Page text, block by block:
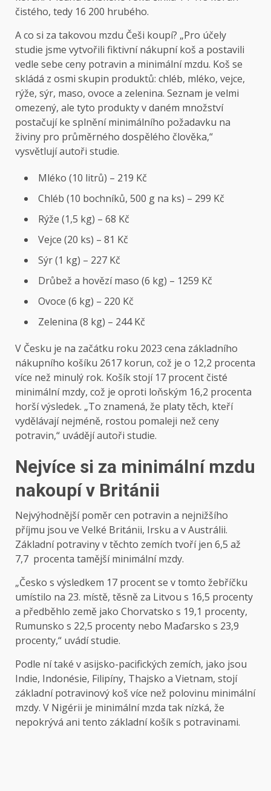
čistého, tedy 16 200 hrubého.
A co si za takovou mzdu Češi koupí? „Pro účely
studie jsme vytvořili fiktivní nákupní koš a postavili
vedle sebe ceny potravin a minimální mzdu. Koš se
skládá z osmi skupin produktů: chléb, mléko, vejce,
rýže, sýr, maso, ovoce a zelenina. Seznam je velmi
omezený, ale tyto produkty v daném množství
postačují ke splnění minimálního požadavku na
živiny pro průměrného dospělého člověka,“
vysvětlují autoři studie.
Mléko (10 litrů) – 219 Kč
Chléb (10 bochníků, 500 g na ks) – 299 Kč
Rýže (1,5 kg) – 68 Kč
Vejce (20 ks) – 81 Kč
Sýr (1 kg) – 227 Kč
Drůbež a hovězí maso (6 kg) – 1259 Kč
Ovoce (6 kg) – 220 Kč
Zelenina (8 kg) – 244 Kč
V Česku je na začátku roku 2023 cena základního
nákupního košíku 2617 korun, což je o 12,2 procenta
více než minulý rok. Košík stojí 17 procent čisté
minimální mzdy, což je oproti loňským 16,2 procenta
horší výsledek. „To znamená, že platy těch, kteří
vydělávají nejméně, rostou pomaleji než ceny
potravin,“ uvádějí autoři studie.
Nejvíce si za minimální mzdu
nakoupí v Británii
Nejvýhodnější poměr cen potravin a nejnižšího
příjmu jsou ve Velké Británii, Irsku a v Austrálii.
Základní potraviny v těchto zemích tvoří jen 6,5 až
7,7 procenta tamější minimální mzdy.
„Česko s výsledkem 17 procent se v tomto žebříčku
umístilo na 23. místě, těsně za Litvou s 16,5 procenty
a předběhlo země jako Chorvatsko s 19,1 procenty,
Rumunsko s 22,5 procenty nebo Maďarsko s 23,9
procenty,“ uvádí studie.
Podle ní také v asijsko-pacifických zemích, jako jsou
Indie, Indonésie, Filipíny, Thajsko a Vietnam, stojí
základní potravinový koš více než polovinu minimální
mzdy. V Nigérii je minimální mzda tak nízká, že
nepokrývá ani tento základní košík s potravinami.